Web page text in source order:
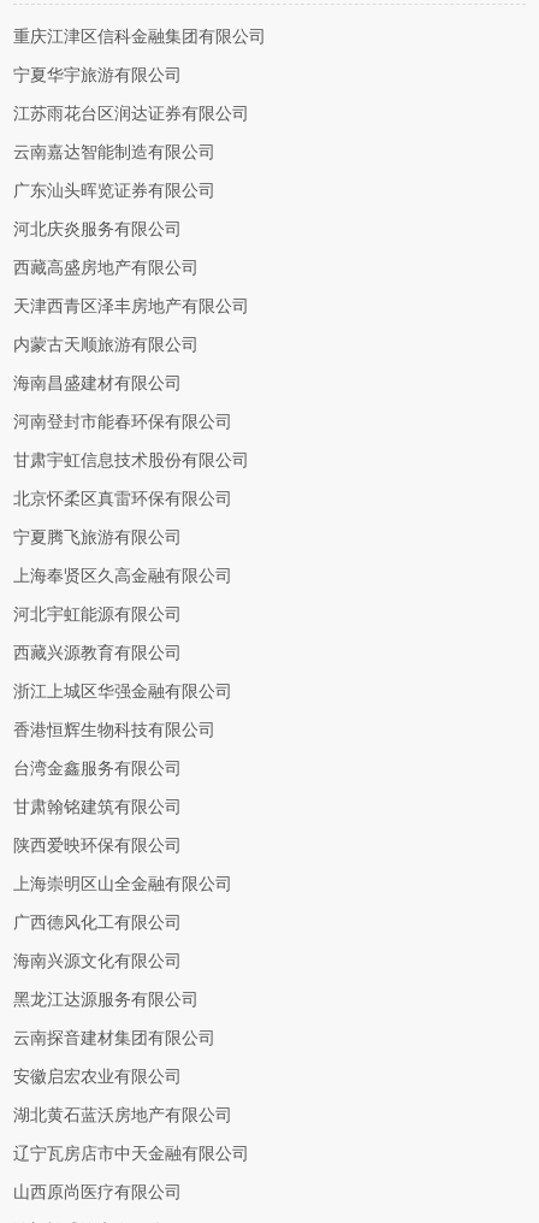
重庆江津区信科金融集团有限公司
宁夏华宇旅游有限公司
江苏雨花台区润达证券有限公司
云南嘉达智能制造有限公司
广东汕头晖览证券有限公司
河北庆炎服务有限公司
西藏高盛房地产有限公司
天津西青区泽丰房地产有限公司
内蒙古天顺旅游有限公司
海南昌盛建材有限公司
河南登封市能春环保有限公司
甘肃宇虹信息技术股份有限公司
北京怀柔区真雷环保有限公司
宁夏腾飞旅游有限公司
上海奉贤区久高金融有限公司
河北宇虹能源有限公司
西藏兴源教育有限公司
浙江上城区华强金融有限公司
香港恒辉生物科技有限公司
台湾金鑫服务有限公司
甘肃翰铭建筑有限公司
陕西爱映环保有限公司
上海崇明区山全金融有限公司
广西德风化工有限公司
海南兴源文化有限公司
黑龙江达源服务有限公司
云南探音建材集团有限公司
安徽启宏农业有限公司
湖北黄石蓝沃房地产有限公司
辽宁瓦房店市中天金融有限公司
山西原尚医疗有限公司